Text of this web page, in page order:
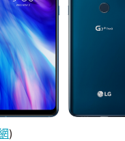
)